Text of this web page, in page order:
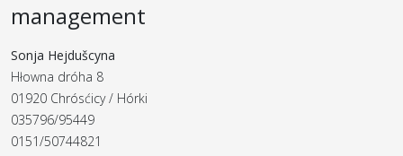
management
Sonja Hejdušcyna
Hłowna dróha 8
01920 Chrósćicy / Hórki
035796/95449
0151/50744821